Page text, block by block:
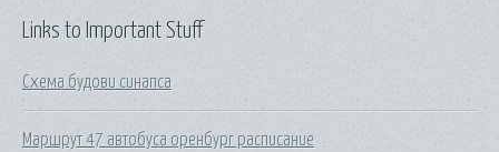
Links to Important Stuff
Схема будови синапса
Маршрут 47 автобуса оренбург расписание